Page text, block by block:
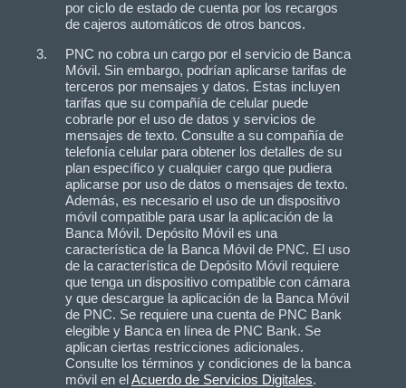
por ciclo de estado de cuenta por los recargos
de cajeros automáticos de otros bancos.
PNC no cobra un cargo por el servicio de Banca
Móvil. Sin embargo, podrían aplicarse tarifas de
terceros por mensajes y datos. Estas incluyen
tarifas que su compañía de celular puede
cobrarle por el uso de datos y servicios de
mensajes de texto. Consulte a su compañía de
telefonía celular para obtener los detalles de su
plan específico y cualquier cargo que pudiera
aplicarse por uso de datos o mensajes de texto.
Además, es necesario el uso de un dispositivo
móvil compatible para usar la aplicación de la
Banca Móvil. Depósito Móvil es una
característica de la Banca Móvil de PNC. El uso
de la característica de Depósito Móvil requiere
que tenga un dispositivo compatible con cámara
y que descargue la aplicación de la Banca Móvil
de PNC. Se requiere una cuenta de PNC Bank
elegible y Banca en línea de PNC Bank. Se
aplican ciertas restricciones adicionales.
Consulte los términos y condiciones de la banca
móvil en elAcuerdo de Servicios Digitales.